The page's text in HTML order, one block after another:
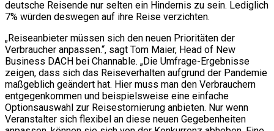
deutsche Reisende nur selten ein Hindernis zu sein. Lediglich
7% würden deswegen auf ihre Reise verzichten.
„Reiseanbieter müssen sich den neuen Prioritäten der
Verbraucher anpassen.“, sagt Tom Maier, Head of New
Business DACH bei Channable. „Die Umfrage-Ergebnisse
zeigen, dass sich das Reiseverhalten aufgrund der Pandemie
maßgeblich geändert hat. Hier muss man den Verbrauchern
entgegenkommen und beispielsweise eine einfache
Optionsauswahl zur Reisestornierung anbieten. Nur wenn
Veranstalter sich flexibel an diese neuen Gegebenheiten